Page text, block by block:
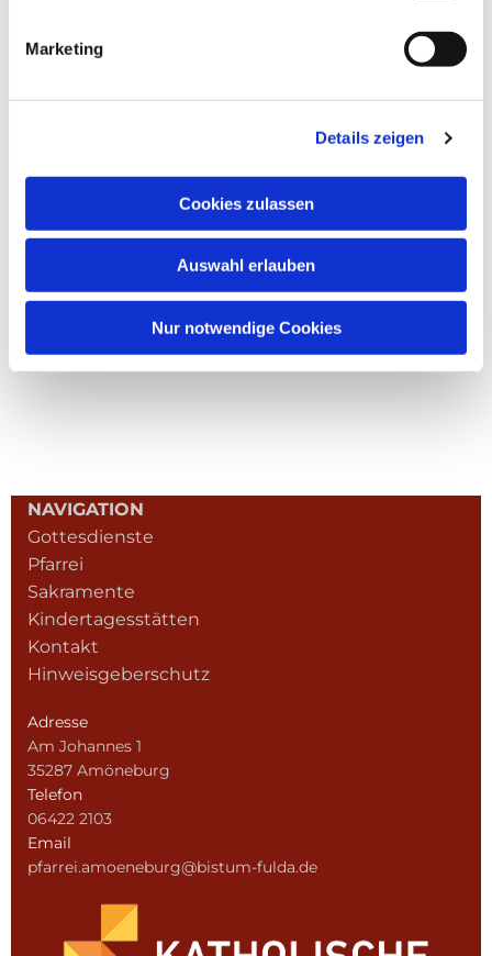
Marketing
Details zeigen
Cookies zulassen
Auswahl erlauben
Nur notwendige Cookies
NAVIGATION
Gottesdienste
Pfarrei
Sakramente
Kindertagesstätten
Kontakt
Hinweisgeberschutz
Adresse
Am Johannes 1
35287 Amöneburg
Telefon
06422 2103
Email
pfarrei.amoeneburg@bistum-fulda.de